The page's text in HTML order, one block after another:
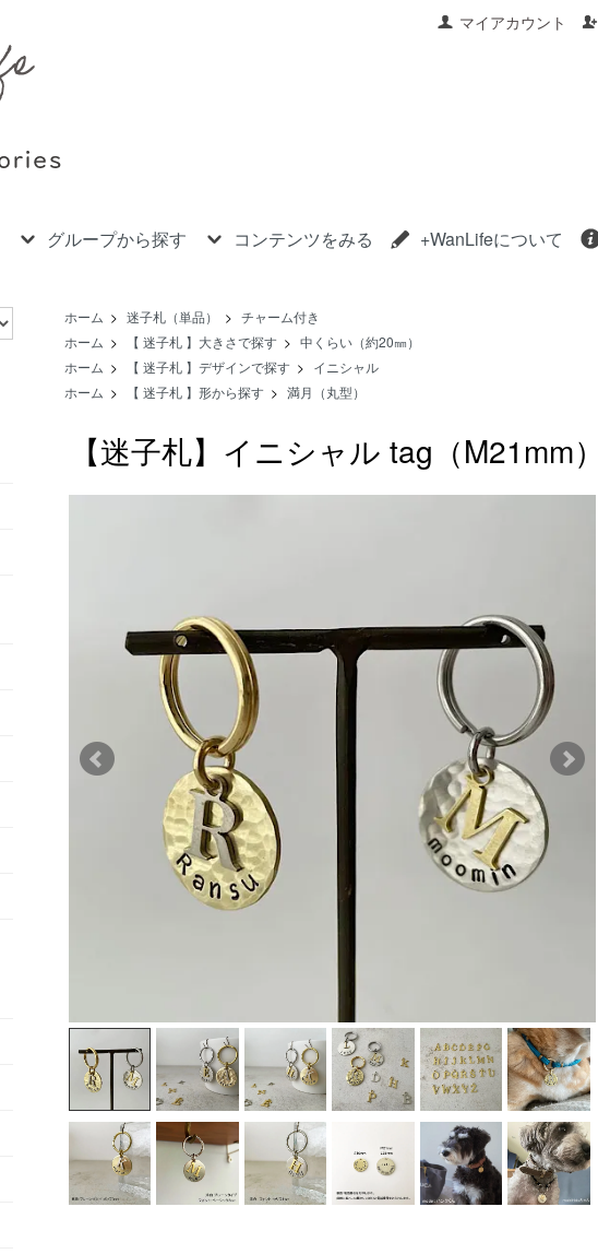
マイアカウント
グループから探す コンテンツをみる +WanLifeについて
ホーム > 迷子札（単品） > チャーム付き
ホーム > 【 迷子札 】大きさで探す > 中くらい（約20㎜）
ホーム > 【 迷子札 】デザインで探す > イニシャル
ホーム > 【 迷子札 】形から探す > 満月（丸型）
【迷子札】イニシャル tag（M21mm）